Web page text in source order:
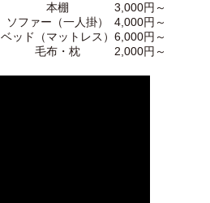
本棚
3,000円～
ソファー（一人掛）
4,000円～
ベッド（マットレス） 6,000円～
毛布・枕 2,000円～